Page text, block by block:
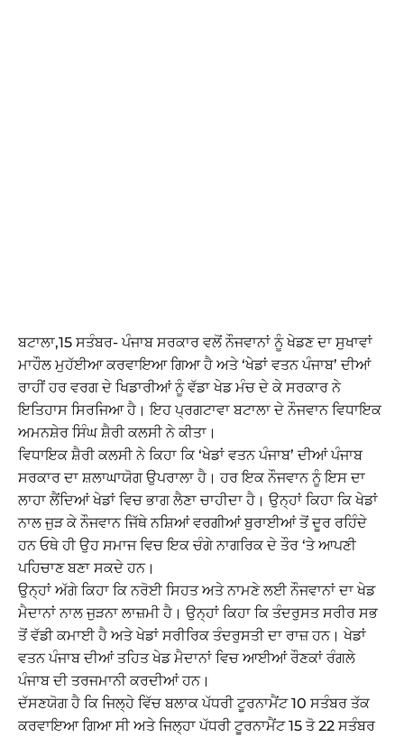
ਬਟਾਲਾ,15 ਸਤੰਬਰ- ਪੰਜਾਬ ਸਰਕਾਰ ਵਲੋਂ ਨੌਜਵਾਨਾਂ ਨੂੰ ਖੇਡਣ ਦਾ ਸੁਖਾਵਾਂ
ਮਾਹੌਲ ਮੁਹੱਈਆ ਕਰਵਾਇਆ ਗਿਆ ਹੈ ਅਤੇ ‘ਖੇਡਾਂ ਵਤਨ ਪੰਜਾਬ’ ਦੀਆਂ
ਰਾਹੀਂ ਹਰ ਵਰਗ ਦੇ ਖਿਡਾਰੀਆਂ ਨੂੰ ਵੱਡਾ ਖੇਡ ਮੰਚ ਦੇ ਕੇ ਸਰਕਾਰ ਨੇ
ਇਤਿਹਾਸ ਸਿਰਜਿਆ ਹੈ। ਇਹ ਪ੍ਰਗਟਾਵਾ ਬਟਾਲਾ ਦੇ ਨੌਜਵਾਨ ਵਿਧਾਇਕ
ਅਮਨਸ਼ੇਰ ਸਿੰਘ ਸ਼ੈਰੀ ਕਲਸੀ ਨੇ ਕੀਤਾ।
ਵਿਧਾਇਕ ਸ਼ੈਰੀ ਕਲਸੀ ਨੇ ਕਿਹਾ ਕਿ ‘ਖੇਡਾਂ ਵਤਨ ਪੰਜਾਬ’ ਦੀਆਂ ਪੰਜਾਬ
ਸਰਕਾਰ ਦਾ ਸ਼ਲਾਘਾਯੋਗ ਉਪਰਾਲਾ ਹੈ। ਹਰ ਇਕ ਨੌਜਵਾਨ ਨੂੰ ਇਸ ਦਾ
ਲਾਹਾ ਲੈਂਦਿਆਂ ਖੇਡਾਂ ਵਿਚ ਭਾਗ ਲੈਣਾ ਚਾਹੀਦਾ ਹੈ। ਉਨ੍ਹਾਂ ਕਿਹਾ ਕਿ ਖੇਡਾਂ
ਨਾਲ ਜੁੜ ਕੇ ਨੌਜਵਾਨ ਜਿੱਥੇ ਨਸ਼ਿਆਂ ਵਰਗੀਆਂ ਬੁਰਾਈਆਂ ਤੋਂ ਦੂਰ ਰਹਿੰਦੇ
ਹਨ ਓਥੇ ਹੀ ਉਹ ਸਮਾਜ ਵਿਚ ਇਕ ਚੰਗੇ ਨਾਗਰਿਕ ਦੇ ਤੌਰ ‘ਤੇ ਆਪਣੀ
ਪਹਿਚਾਣ ਬਣਾ ਸਕਦੇ ਹਨ।
ਉਨ੍ਹਾਂ ਅੱਗੇ ਕਿਹਾ ਕਿ ਨਰੋਈ ਸਿਹਤ ਅਤੇ ਨਾਮਣੇ ਲਈ ਨੌਜਵਾਨਾਂ ਦਾ ਖੇਡ
ਮੈਦਾਨਾਂ ਨਾਲ ਜੁੜਨਾ ਲਾਜ਼ਮੀ ਹੈ। ਉਨ੍ਹਾਂ ਕਿਹਾ ਕਿ ਤੰਦਰੁਸਤ ਸਰੀਰ ਸਭ
ਤੋਂ ਵੱਡੀ ਕਮਾਈ ਹੈ ਅਤੇ ਖੇਡਾਂ ਸਰੀਰਿਕ ਤੰਦਰੁਸਤੀ ਦਾ ਰਾਜ਼ ਹਨ। ਖੇਡਾਂ
ਵਤਨ ਪੰਜਾਬ ਦੀਆਂ ਤਹਿਤ ਖੇਡ ਮੈਦਾਨਾਂ ਵਿਚ ਆਈਆਂ ਰੌਣਕਾਂ ਰੰਗਲੇ
ਪੰਜਾਬ ਦੀ ਤਰਜਮਾਨੀ ਕਰਦੀਆਂ ਹਨ।
ਦੱਸਣਯੋਗ ਹੈ ਕਿ ਜਿਲ੍ਹੇ ਵਿੱਚ ਬਲਾਕ ਪੱਧਰੀ ਟੂਰਨਾਮੈਂਟ 10 ਸਤੰਬਰ ਤੱਕ
ਕਰਵਾਇਆ ਗਿਆ ਸੀ ਅਤੇ ਜਿਲ੍ਹਾ ਪੱਧਰੀ ਟੂਰਨਾਮੈਂਟ 15 ਤੋ 22 ਸਤੰਬਰ